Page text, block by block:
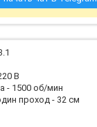
В
- 1500 об/мин
проход - 32 см